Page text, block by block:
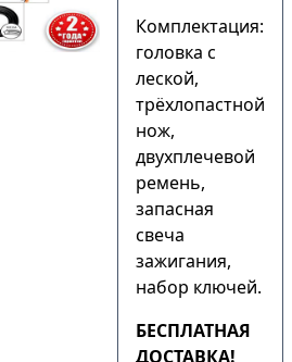
Комплектация:
головка с
леской,
трёхлопастной
нож,
двухплечевой
ремень,
запасная
свеча
зажигания,
набор ключей.
БЕСПЛАТНАЯ
ДОСТАВКА!